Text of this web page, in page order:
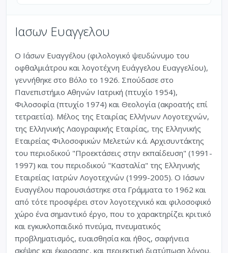
Ιασων Ευαγγελου
Ο Ιάσων Ευαγγέλου (φιλολογικό ψευδώνυμο του
οφθαλμιάτρου και λογοτέχνη Ευάγγελου Ευαγγελίου),
γεννήθηκε στο Βόλο το 1926. Σπούδασε στο
Πανεπιστήμιο Αθηνών Ιατρική (πτυχίο 1954),
Φιλοσοφία (πτυχίο 1974) και Θεολογία (ακροατής επί
τετραετία). Μέλος της Εταιρίας Ελλήνων Λογοτεχνών,
της Ελληνικής Λαογραφικής Εταιρίας, της Ελληνικής
Εταιρείας Φιλοσοφικών Μελετών κ.ά. Αρχισυντάκτης
του περιοδικού "Προεκτάσεις στην εκπαίδευση" (1991-
1997) και του περιοδικού "Κασταλία" της Ελληνικής
Εταιρείας Ιατρών Λογοτεχνών (1999-2005). Ο Ιάσων
Ευαγγέλου παρουσιάστηκε στα Γράμματα το 1962 και
από τότε προσφέρει στον λογοτεχνικό και φιλοσοφικό
χώρο ένα σημαντικό έργο, που το χαρακτηρίζει κριτικό
και εγκυκλοπαιδικό πνεύμα, πνευματικός
προβληματισμός, ευαισθησία και ήθος, σαφήνεια
σκέψης και έκφρασης, και περιεκτική διατύπωση λόγου.